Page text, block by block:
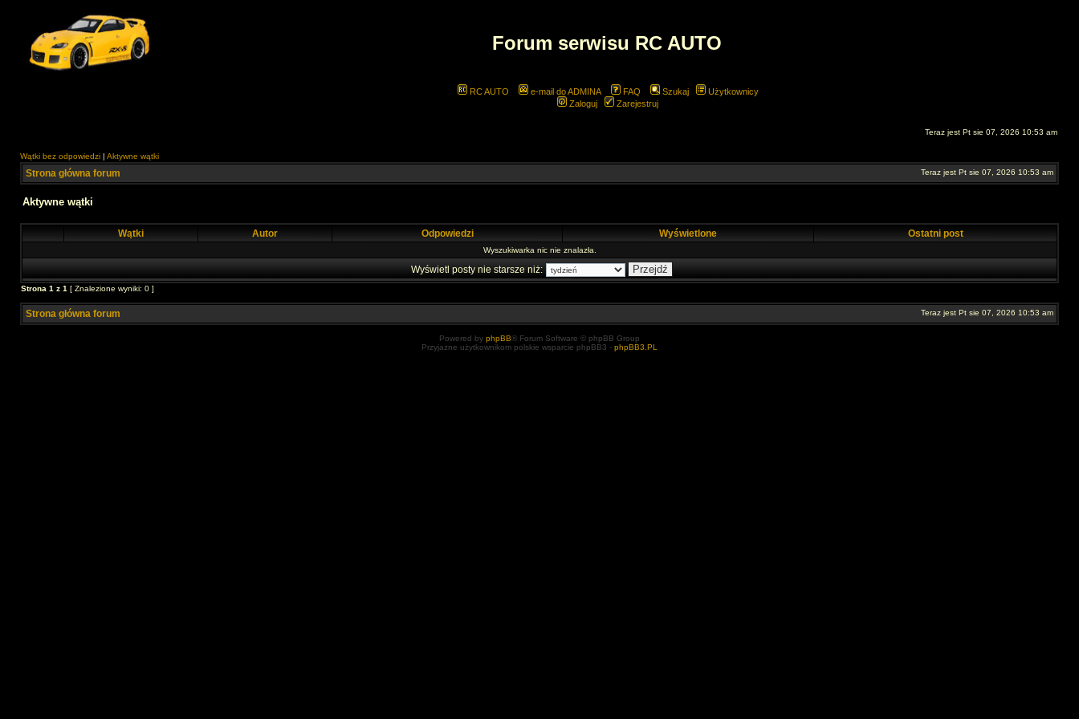
Forum serwisu RC AUTO
RC AUTO e-mail do ADMINA FAQ Szukaj
Użytkownicy
Zaloguj
Zarejestruj
Teraz jest Pt sie 07, 2026 10:53 am
Wątki bez odpowiedzi | Aktywne wątki
Strona główna forum Teraz jest Pt sie 07, 2026 10:53 am
Aktywne wątki
Wątki Autor Odpowiedzi Wyświetlone Ostatni post
Wyszukiwarka nic nie znalazła.
Wyświetl posty nie starsze niż:
Strona 1 z 1 [ Znalezione wyniki: 0 ]
Strona główna forum Teraz jest Pt sie 07, 2026 10:53 am
Powered by phpBB® Forum Software © phpBB Group
Przyjazne użytkownikom polskie wsparcie phpBB3 - phpBB3.PL